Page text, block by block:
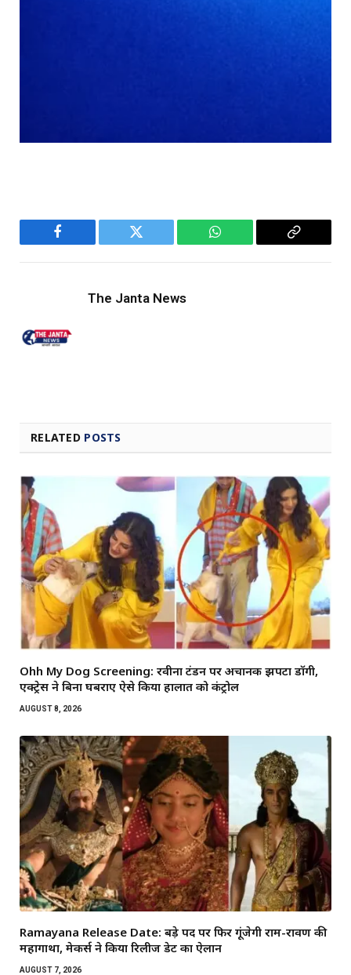
Facebook Twitter WhatsApp
Copy
The Janta News
RELATED POSTS
Ohh My Dog Screening: रवीना टंडन पर अचानक झपटा डॉगी,
एक्ट्रेस ने बिना घबराए ऐसे किया हालात को कंट्रोल
AUGUST 8, 2026
Ramayana Release Date: बड़े पर्दे पर फिर गूंजेगी राम-रावण की
महागाथा, मेकर्स ने किया रिलीज डेट का ऐलान
AUGUST 7, 2026